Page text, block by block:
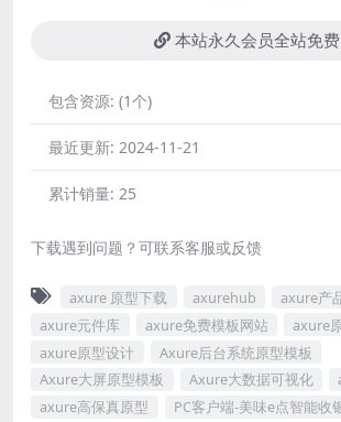
本站永久会员全站免费
包含资源: (1个)
最近更新: 2024-11-21
累计销量: 25
下载遇到问题？可联系客服或反馈
axure 原型下载 axurehub
axure产
axure元件库
axure免费模板网站
axure
axure原型设计
Axure后台系统原型模板
Axure大屏原型模板
Axure大数据可视化
axure高保真原型
PC客户端-美味e点智能收